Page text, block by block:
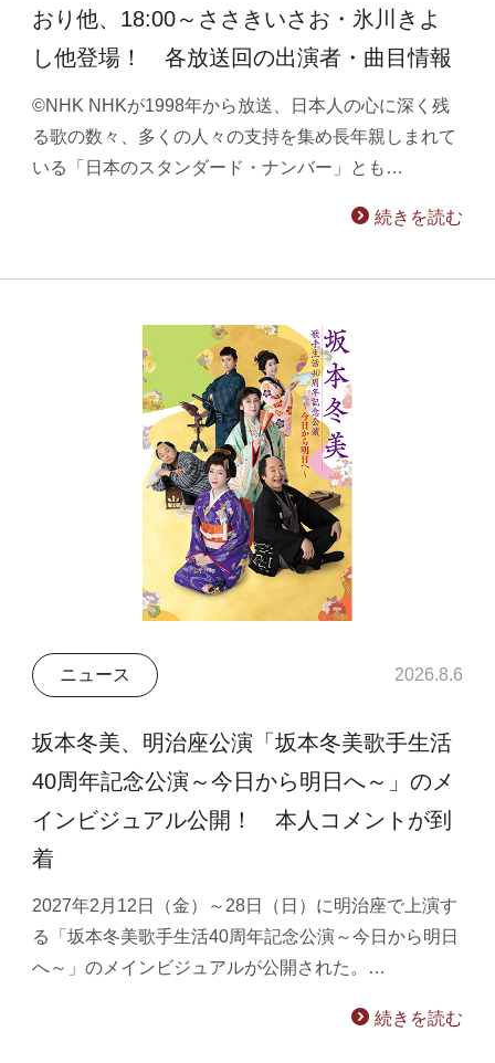
おり他、18:00～ささきいさお・氷川きよ
し他登場！ 各放送回の出演者・曲目情報
©NHK NHKが1998年から放送、日本人の心に深く残
る歌の数々、多くの人々の支持を集め長年親しまれて
いる「日本のスタンダード・ナンバー」とも…
続きを読む
ニュース 2026.8.6
坂本冬美、明治座公演「坂本冬美歌手生活
40周年記念公演～今日から明日へ～」のメ
インビジュアル公開！ 本人コメントが到
着
2027年2月12日（金）～28日（日）に明治座で上演す
る「坂本冬美歌手生活40周年記念公演～今日から明日
へ～」のメインビジュアルが公開された。…
続きを読む